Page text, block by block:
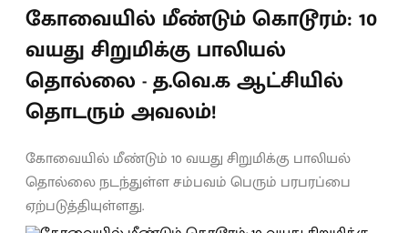
கோவையில் மீண்டும் கொடூரம்: 10
வயது சிறுமிக்கு பாலியல்
தொல்லை - த.வெ.க ஆட்சியில்
தொடரும் அவலம்!
கோவையில் மீண்டும் 10 வயது சிறுமிக்கு பாலியல்
தொல்லை நடந்துள்ள சம்பவம் பெரும் பரபரப்பை
ஏற்படுத்தியுள்ளது.